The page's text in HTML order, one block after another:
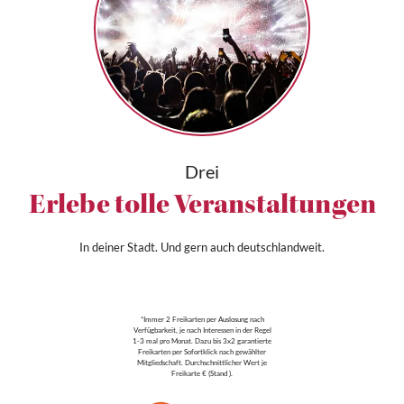
Drei
Erlebe tolle Veranstaltungen
In deiner Stadt. Und gern auch deutschlandweit.
*Immer 2 Freikarten per Auslosung nach
Verfügbarkeit, je nach Interessen in der Regel
1-3 mal pro Monat. Dazu bis 3x2 garantierte
Freikarten per Sofortklick nach gewählter
Mitgliedschaft. Durchschnittlicher Wert je
Freikarte € (Stand ).